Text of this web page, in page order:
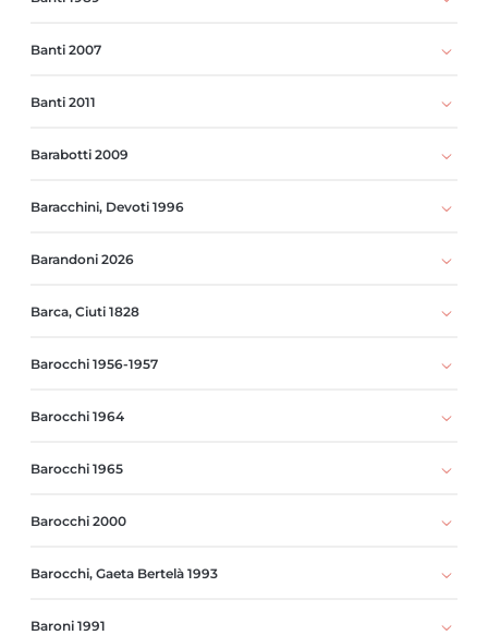
Banti 2007
Banti 2011
Barabotti 2009
Baracchini, Devoti 1996
Barandoni 2026
Barca, Ciuti 1828
Barocchi 1956-1957
Barocchi 1964
Barocchi 1965
Barocchi 2000
Barocchi, Gaeta Bertelà 1993
Baroni 1991